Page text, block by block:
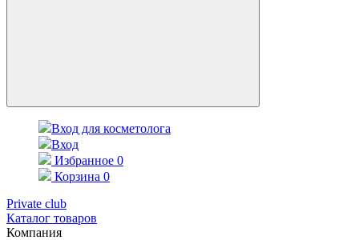
Вход для косметолога
Вход
Избранное 0
Корзина 0
Private club
Каталог товаров
Компания